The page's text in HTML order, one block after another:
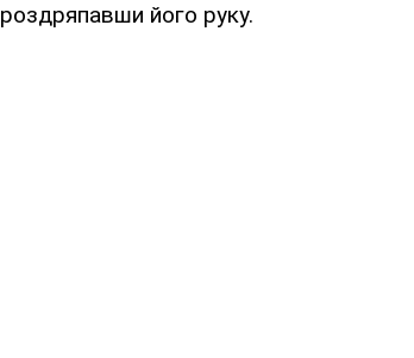
роздряпавши його руку.